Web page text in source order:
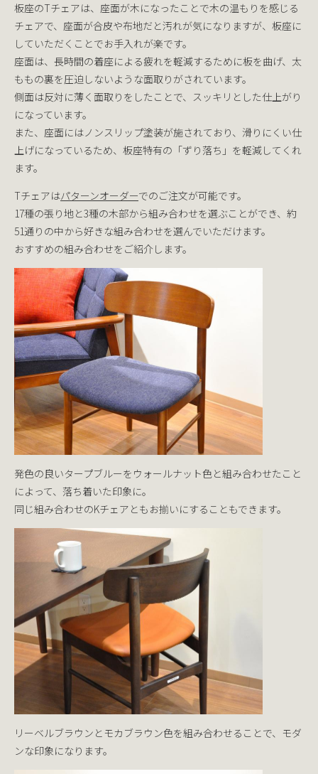
板座のTチェアは、座面が木になったことで木の温もりを感じる
チェアで、座面が合皮や布地だと汚れが気になりますが、板座に
していただくことでお手入れが楽です。
座面は、長時間の着座による疲れを軽減するために板を曲げ、太
ももの裏を圧迫しないような面取りがされています。
側面は反対に薄く面取りをしたことで、スッキリとした仕上がり
になっています。
また、座面にはノンスリップ塗装が施されており、滑りにくい仕
上げになっているため、板座特有の「ずり落ち」を軽減してくれ
ます。
Tチェアはパターンオーダーでのご注文が可能です。
17種の張り地と3種の木部から組み合わせを選ぶことができ、約
51通りの中から好きな組み合わせを選んでいただけます。
おすすめの組み合わせをご紹介します。
発色の良いタープブルーをウォールナット色と組み合わせたこと
によって、落ち着いた印象に。
同じ組み合わせのKチェアともお揃いにすることもできます。
リーベルブラウンとモカブラウン色を組み合わせることで、モダ
ンな印象になります。